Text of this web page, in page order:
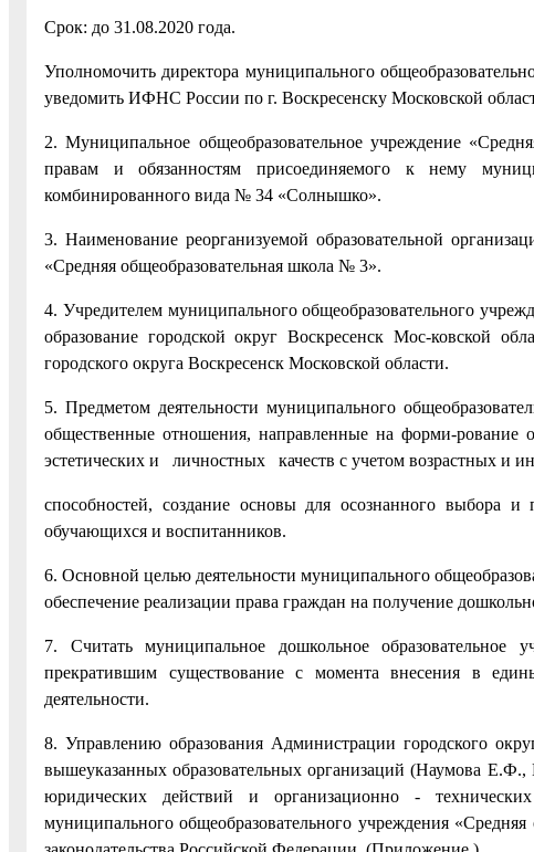
Срок: до 31.08.2020 года.
Уполномочить директора муниципального
уведомить ИФНС России по г. Воскресенску Московской
2. Муниципальное общеобразовательное учреждение
правам и обязанностям присоединяемого к нему
комбинированного вида № 34 «Солнышко».
3. Наименование реорганизуемой образовательной
«Средняя общеобразовательная школа № 3».
4. Учредителем муниципального общеобразовательного
образование городской округ Воскресенск Мос-ковской
городского округа Воскресенск Московской области.
5. Предметом деятельности муниципального
общественные отношения, направленные на форми-рование
эстетических и личностных качеств с учетом возрастных и
способностей, создание основы для осознанного выбора
обучающихся и воспитанников.
6. Основной целью деятельности муниципального
обеспечение реализации права граждан на получение
7. Считать муниципальное дошкольное
прекратившим существование с момента внесения в
деятельности.
8. Управлению образования Администрации городского
вышеуказанных образовательных организаций (Наумова
юридических действий и организационно -
муниципального общеобразовательного учреждения